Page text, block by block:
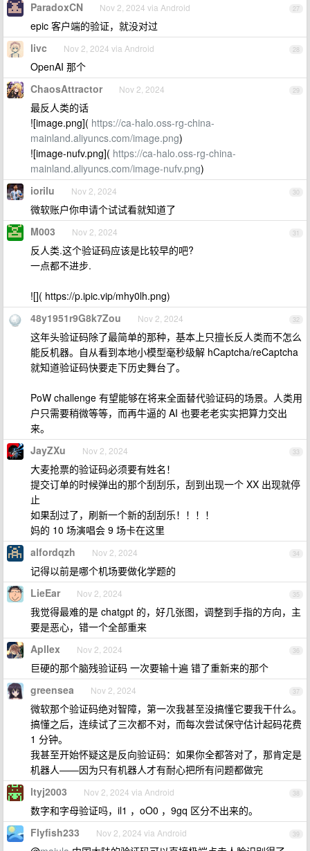
27
ParadoxCN Nov 2, 2024 via Android
epic 客户端的验证，就没对过
28
livc Nov 2, 2024 via Android
OpenAI 那个
29
ChaosAttractor Nov 2, 2024
最反人类的话
![image.png]( https://ca-halo.oss-rg-china-
mainland.aliyuncs.com/image.png)
![image-nufv.png]( https://ca-halo.oss-rg-china-
mainland.aliyuncs.com/image-nufv.png)
30
iorilu Nov 2, 2024
微软账户你申请个试试看就知道了
31
M003 Nov 2, 2024
反人类.这个验证码应该是比较早的吧?
一点都不进步.
![]( https://p.ipic.vip/mhy0lh.png)
32
48y1951r9G8k7Zou Nov 2, 2024
这年头验证码除了最简单的那种，基本上只擅长反人类而不怎么
能反机器。自从看到本地小模型毫秒级解 hCaptcha/reCaptcha
就知道验证码快要走下历史舞台了。
PoW challenge 有望能够在将来全面替代验证码的场景。人类用
户只需要稍微等等，而再牛逼的 AI 也要老老实实把算力交出
来。
33
JayZXu Nov 2, 2024
大麦抢票的验证码必须要有姓名！
提交订单的时候弹出的那个刮刮乐，刮到出现一个 XX 出现就停
止
如果刮过了，刷新一个新的刮刮乐！！！！
妈的 10 场演唱会 9 场卡在这里
34
alfordqzh Nov 2, 2024
记得以前是哪个机场要做化学题的
35
LieEar Nov 2, 2024
我觉得最难的是 chatgpt 的，好几张图，调整到手指的方向，主
要是恶心，错一个全部重来
36
Apllex Nov 2, 2024
巨硬的那个脑残验证码 一次要输十遍 错了重新来的那个
37
greensea Nov 2, 2024
微软那个验证码绝对智障，第一次我甚至没搞懂它要我干什么。
搞懂之后，连续试了三次都不对，而每次尝试保守估计起码花费
1 分钟。
我甚至开始怀疑这是反向验证码：如果你全都答对了，那肯定是
机器人——因为只有机器人才有耐心把所有问题都做完
38
ltyj2003 Nov 2, 2024 via Android
数字和字母验证吗，il1 ，oO0 ，9gq 区分不出来的。
39
Flyfish233 Nov 2, 2024 via Android